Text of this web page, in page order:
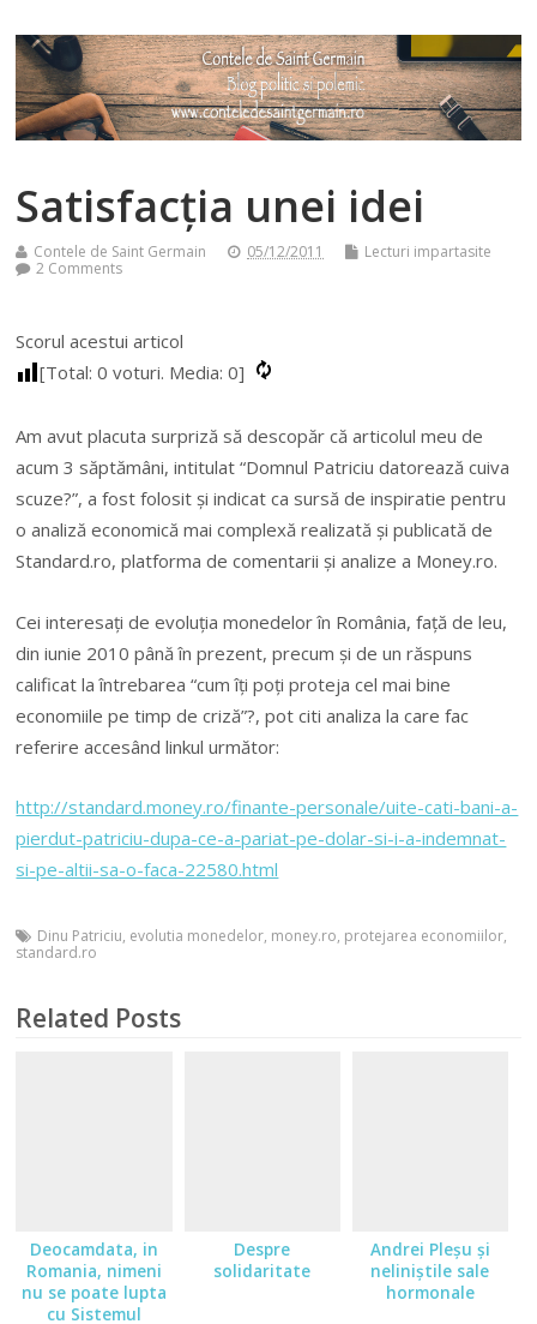
Satisfacția unei idei
Contele de Saint Germain 05/12/2011
Lecturi impartasite
2 Comments
Scorul acestui articol
[Total:0 voturi. Media:0]
Am avut placuta surpriză să descopăr că articolul meu de
acum 3 săptămâni, intitulat “Domnul Patriciu datorează cuiva
scuze?”, a fost folosit și indicat ca sursă de inspiratie pentru
o analiză economică mai complexă realizată și publicată de
Standard.ro, platforma de comentarii și analize a Money.ro.
Cei interesați de evoluția monedelor în România, față de leu,
din iunie 2010 până în prezent, precum și de un răspuns
calificat la întrebarea “cum îți poți proteja cel mai bine
economiile pe timp de criză”?, pot citi analiza la care fac
referire accesând linkul următor:
http://standard.money.ro/finante-personale/uite-cati-bani-a-
pierdut-patriciu-dupa-ce-a-pariat-pe-dolar-si-i-a-indemnat-
si-pe-altii-sa-o-faca-22580.html
Dinu Patriciu, evolutia monedelor, money.ro, protejarea economiilor,
standard.ro
Related Posts
Deocamdata, in
Romania, nimeni
nu se poate lupta
cu Sistemul
Despre
solidaritate
Andrei Pleșu și
neliniștile sale
hormonale